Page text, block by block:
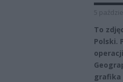
5
To
Polski.
grafika